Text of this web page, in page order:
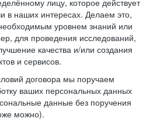
лицу, которое действует
в наших интересах. Делаем это,
уровнем знаний или
для проведения исследований,
качества и/или создания
и сервисов.
договора мы поручаем
ваших персональных данных
данные без поручения
можно).